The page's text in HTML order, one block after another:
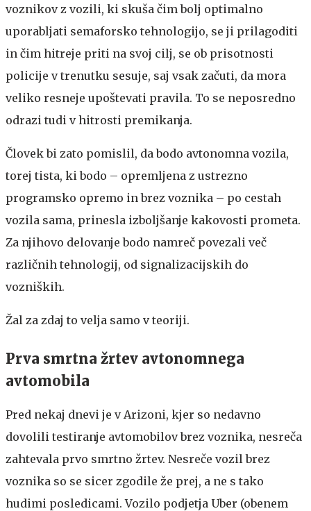
voznikov z vozili, ki skuša čim bolj optimalno
uporabljati semaforsko tehnologijo, se ji prilagoditi
in čim hitreje priti na svoj cilj, se ob prisotnosti
policije v trenutku sesuje, saj vsak začuti, da mora
veliko resneje upoštevati pravila. To se neposredno
odrazi tudi v hitrosti premikanja.
Človek bi zato pomislil, da bodo avtonomna vozila,
torej tista, ki bodo – opremljena z ustrezno
programsko opremo in brez voznika – po cestah
vozila sama, prinesla izboljšanje kakovosti prometa.
Za njihovo delovanje bodo namreč povezali več
različnih tehnologij, od signalizacijskih do
vozniških.
Žal za zdaj to velja samo v teoriji.
Prva smrtna žrtev avtonomnega
avtomobila
Pred nekaj dnevi je v Arizoni, kjer so nedavno
dovolili testiranje avtomobilov brez voznika, nesreča
zahtevala prvo smrtno žrtev. Nesreče vozil brez
voznika so se sicer zgodile že prej, a ne s tako
hudimi posledicami. Vozilo podjetja Uber (obenem